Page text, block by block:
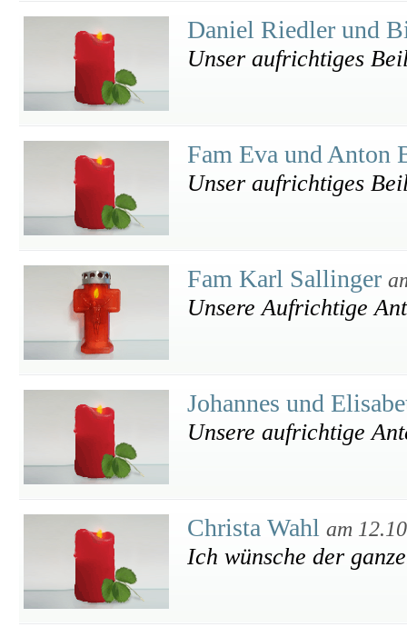
Daniel Riedler und
Unser aufrichtiges
Fam Eva und Anton
Unser aufrichtiges
Fam Karl Sallinger
Unsere Aufrichtige
Johannes und
Unsere aufrichtige
Christa Wahl am
Ich wünsche der